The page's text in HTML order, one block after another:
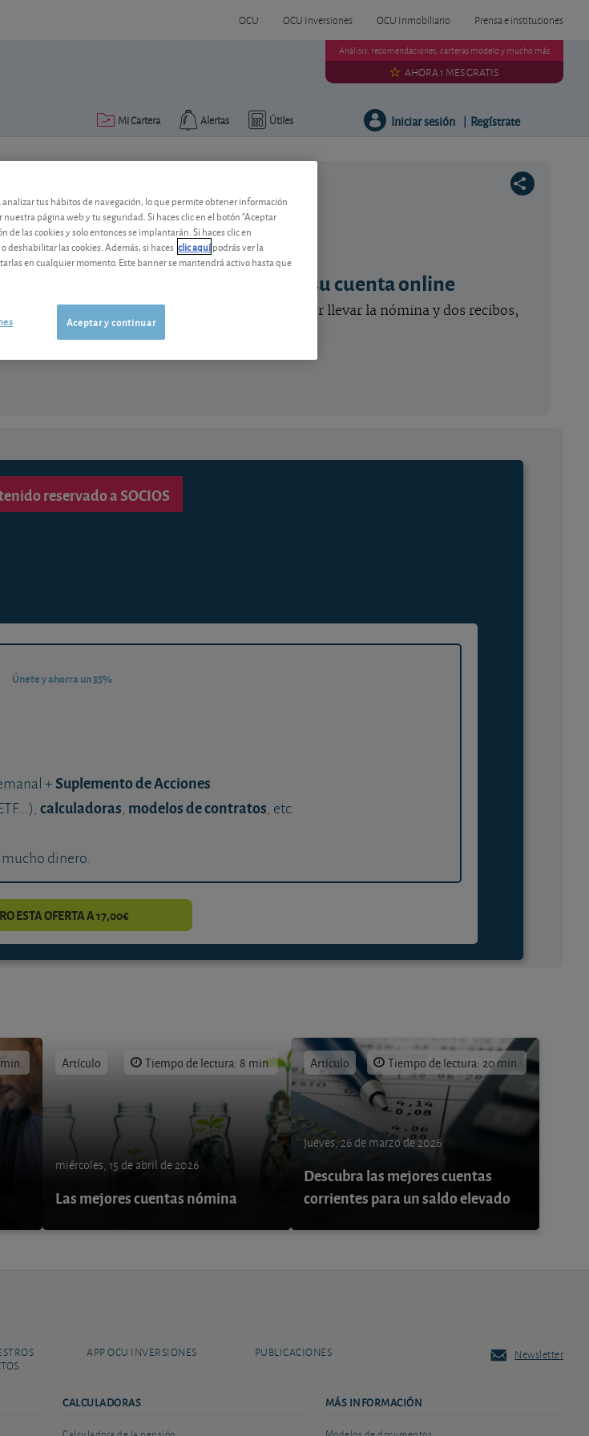
OCU OCU Inversiones OCU Inmobiliario Prensa e instituciones
Útiles
Alertas
Mi Cartera
Análisis, recomendaciones, carteras modelo y mucho más
AHORA 1 MES GRATIS
Iniciar sesión | Regístrate
euros de regalo del Santander en su cuenta online
el importe máximo que ofrece Banco Santander por llevar la nómina y dos recibos,
algo mejor?
reservado a SOCIOS
Únete y ahorra un 35%
+Suplemento de Acciones.
calculadoras, modelos de contratos, etc.
dinero.
ESTA OFERTA A 17,00€
Artículo Tiempo de lectura: 8 min.
miércoles, 15 de abril de 2026
Las mejores cuentas nómina
Artículo Tiempo de lectura: 20 min.
jueves, 26 de marzo de 2026
Descubra las mejores cuentas
corrientes para un saldo elevado
APP OCU INVERSIONES PUBLICACIONES Newsletter
CALCULADORAS MÁS INFORMACIÓN
tus hábitos de navegación, lo que permite obtener información
página web y tu seguridad. Si haces clic en el botón "Aceptar
las cookies y solo entonces se implantarán. Si haces clic en
deshabilitar las cookies. Además, si haces clic aquípodrás ver la
en cualquier momento. Este banner se mantendrá activo hasta que
Aceptar y continuar